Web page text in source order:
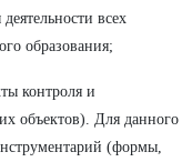
всех
образования;
контроля и
объектов). Для данного
(формы,